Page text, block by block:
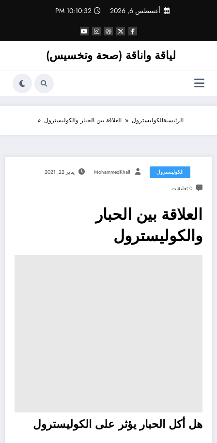
أغسطس 6, 2026 10:10:32 PM
لياقة واناقة (صحة وتخسيس)
الرئيسيةالكوليسترول العلاقة بين الحبار والكوليسترول
الكوليسترول MohammedKhalf يناير 22, 2021
0 تعليقات
العلاقة بين الحبار
والكوليسترول
هل أكل الحبار يؤثر على الكوليسترول